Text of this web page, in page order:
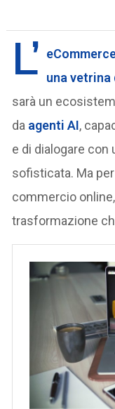
L’ una
sarà un
da agenti AI,
e di dialogare con
sofisticata. Ma
commercio
trasformazione